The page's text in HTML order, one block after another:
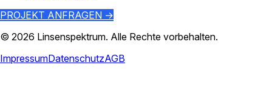
PROJEKT ANFRAGEN →
© 2026 Linsenspektrum. Alle Rechte vorbehalten.
ImpressumDatenschutzAGB